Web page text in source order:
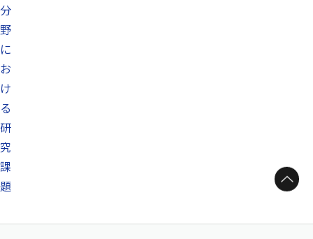
分
野
に
お
け
る
研
究
課
題
ページトップへ